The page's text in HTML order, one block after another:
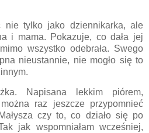
nie tylko jako dziennikarka, ale
i mama. Pokazuje, co dała jej
wszystko odebrała. Swego
nieustannie, nie mogło się to
Napisana lekkim piórem,
raz jeszcze przypomnieć
czy to, co działo się po
jak wspomniałam wcześniej,